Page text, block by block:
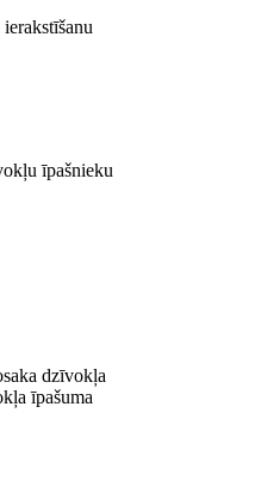
īpašnieku
dzīvokļa
īpašuma